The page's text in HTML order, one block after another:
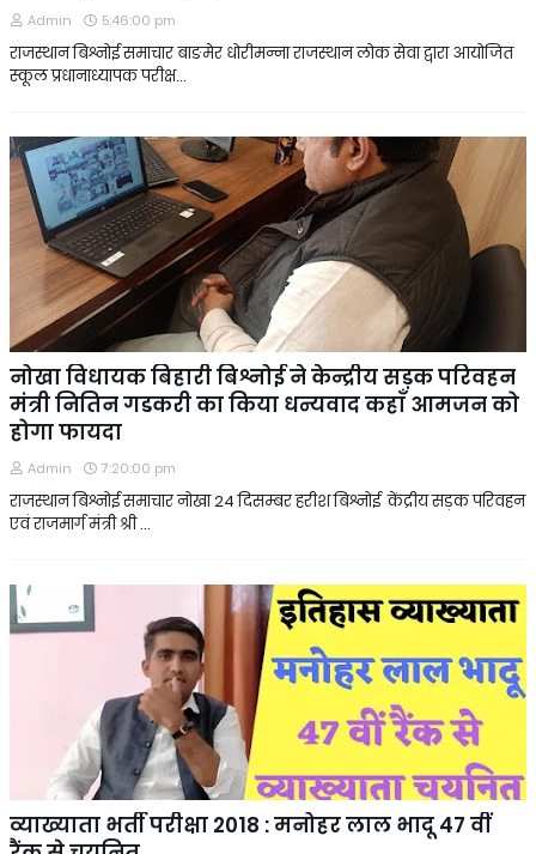
Admin 5:46:00 pm
राजस्थान बिश्नोई समाचार बाङमेर धोरीमन्ना राजस्थान लोक सेवा द्वारा आयोजित
स्कूल प्रधानाध्यापक परीक्ष…
नोखा विधायक बिहारी बिश्नोई ने केन्द्रीय सड़क परिवहन
मंत्री नितिन गडकरी का किया धन्यवाद कहाँ आमजन को
होगा फायदा
Admin 7:20:00 pm
राजस्थान बिश्नोई समाचार नोखा 24 दिसम्बर हरीश बिश्नोई केंद्रीय सड़क परिवहन
एवं राजमार्ग मंत्री श्री …
व्याख्याता भर्ती परीक्षा 2018 : मनोहर लाल भादू 47 वीं